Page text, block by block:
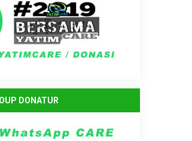
DONATUR